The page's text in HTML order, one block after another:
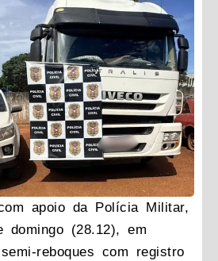
apoio da Polícia Militar,
domingo (28.12), em
reboques com registro